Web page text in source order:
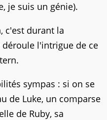
je suis un génie).
c'est durant la
déroule l'intrigue de ce
sympas : si on se
de Luke, un comparse
de Ruby, sa